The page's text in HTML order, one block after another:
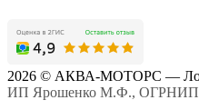
2026 © АКВА-МОТОРС —
ИП Ярошенко М.Ф., ОГРНИП: